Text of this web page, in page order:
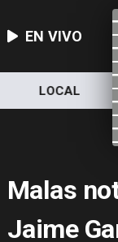
EN VIVO
LOCAL
Malas
Jaime